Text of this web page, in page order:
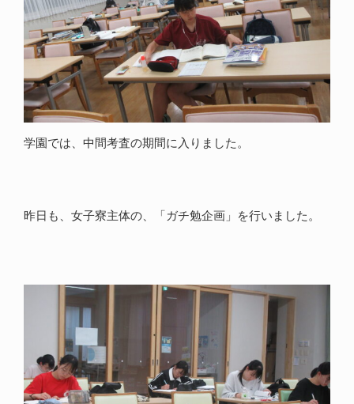
学園では、中間考査の期間に入りました。
昨日も、女子寮主体の、「ガチ勉企画」を行いました。